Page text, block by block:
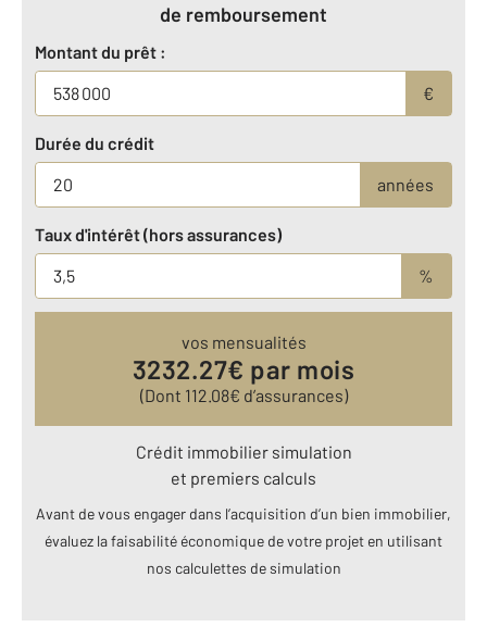
de remboursement
Montant du prêt :
€
Durée du crédit
années
Taux d'intérêt (hors assurances)
%
vos mensualités
3232.27€ par mois
(Dont 112.08€ d’assurances)
Crédit immobilier simulation
et premiers calculs
Avant de vous engager dans l’acquisition d’un bien immobilier,
évaluez la faisabilité économique de votre projet en utilisant
nos calculettes de simulation